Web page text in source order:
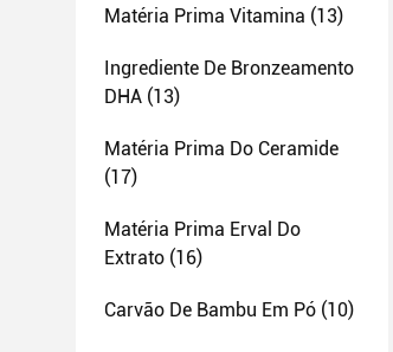
Matéria Prima Vitamina (13)
Ingrediente De Bronzeamento
DHA (13)
Matéria Prima Do Ceramide
(17)
Matéria Prima Erval Do
Extrato (16)
Carvão De Bambu Em Pó (10)